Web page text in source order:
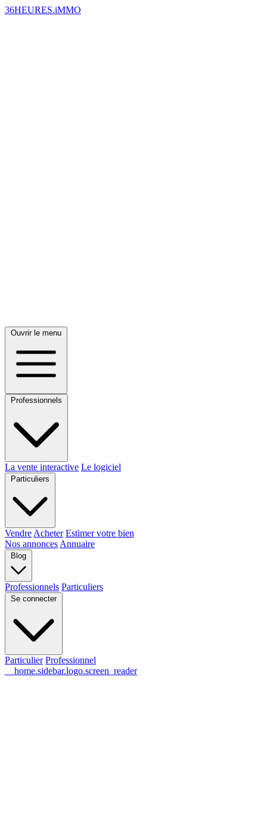
36HEURES.iMMO
Ouvrir le menu
Professionnels
La vente interactive Le logiciel
Particuliers
Vendre Acheter Estimer votre bien
Nos annonces Annuaire
Blog
Professionnels Particuliers
Se connecter
Particulier Professionnel
__home.sidebar.logo.screen_reader